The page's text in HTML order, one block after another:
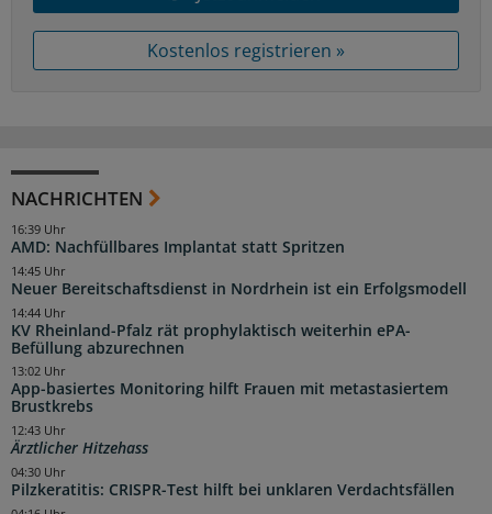
Kostenlos registrieren »
NACHRICHTEN
AMD: Nachfüllbares Implantat statt Spritzen
16:39 Uhr
Neuer Bereitschaftsdienst in Nordrhein ist ein Erfolgsmodell
14:45 Uhr
KV Rheinland-Pfalz rät prophylaktisch weiterhin ePA-
Befüllung abzurechnen
14:44 Uhr
App-basiertes Monitoring hilft Frauen mit metastasiertem
Brustkrebs
13:02 Uhr
Ärztlicher Hitzehass
12:43 Uhr
Pilzkeratitis: CRISPR-Test hilft bei unklaren Verdachtsfällen
04:30 Uhr